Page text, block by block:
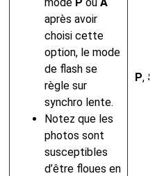
après avoir
choisi cette
option, le mode
de flash se
règle sur
synchro lente.
Notez que les
photos sont
susceptibles
d’être floues en
P, S